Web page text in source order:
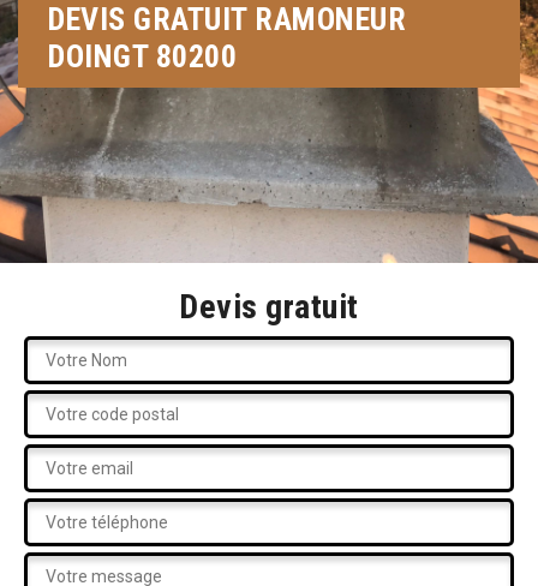
DEVIS GRATUIT RAMONEUR
DOINGT 80200
Devis gratuit